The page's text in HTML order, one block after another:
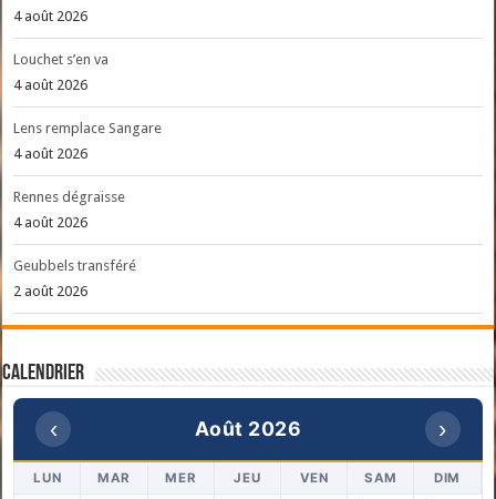
4 août 2026
Louchet s’en va
4 août 2026
Lens remplace Sangare
4 août 2026
Rennes dégraisse
4 août 2026
Geubbels transféré
2 août 2026
Calendrier
‹ Août 2026 ›
LUN MAR MER JEU VEN SAM DIM